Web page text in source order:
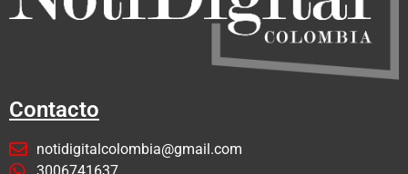
Contacto
notidigitalcolombia@gmail.com
3006741637